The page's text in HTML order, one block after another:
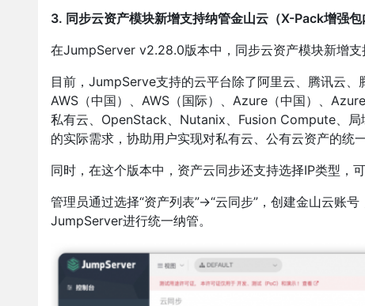
3. 同步云资产模块新增支持纳管金山云（X-Pack增强包
在JumpServer v2.28.0版本中，同步云资产模块新增支
目前，JumpServe支持的云平台除了阿里云、腾讯云、
AWS（中国）、AWS（国际）、Azure（中国）、
私有云、OpenStack、Nutanix、Fusion Compute、
的实际需求，协助用户实现对私有云、公有云资产的统一
同时，在这个版本中，资产云同步还支持选择IP类型，
管理员通过选择“资产列表”→“云同步”，创建金山云账
JumpServer进行统一纳管。